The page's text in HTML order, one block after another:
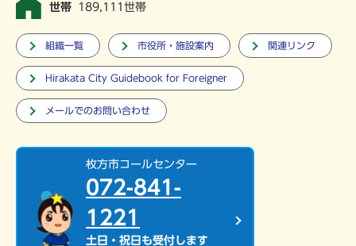
世帯 189,111世帯
組織一覧 市役所・施設案内 関連リンク
Hirakata City Guidebook for Foreigner
メールでのお問い合わせ
枚方市コールセンター
072-841-
1221
土日・祝日も受付します